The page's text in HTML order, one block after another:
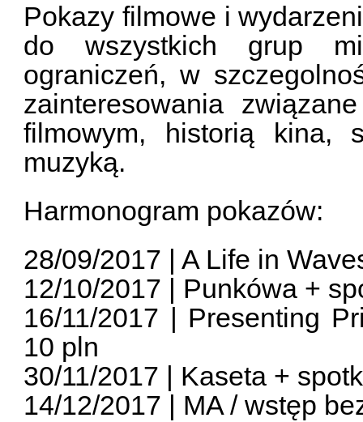
Pokazy filmowe i
do wszystkich grup
ograniczeń, w
zainteresowania
filmowym, historią kina,
muzyką.
Harmonogram pokazów:
28/09/2017 | A Life in
12/10/2017 | Punkówa +
16/11/2017 | Presenting
10 pln
30/11/2017 | Kaseta +
14/12/2017 | MA / wstęp